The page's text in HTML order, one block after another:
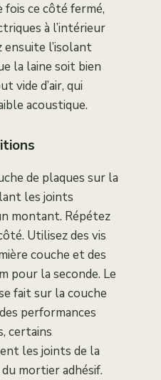
fois ce côté fermé,
à l’intérieur
l’isolant
la laine soit bien
vide d’air, qui
acoustique.
de plaques sur la
les joints
montant. Répétez
Utilisez des vis
couche et des
pour la seconde. Le
fait sur la couche
performances
certains
les joints de la
mortier adhésif.